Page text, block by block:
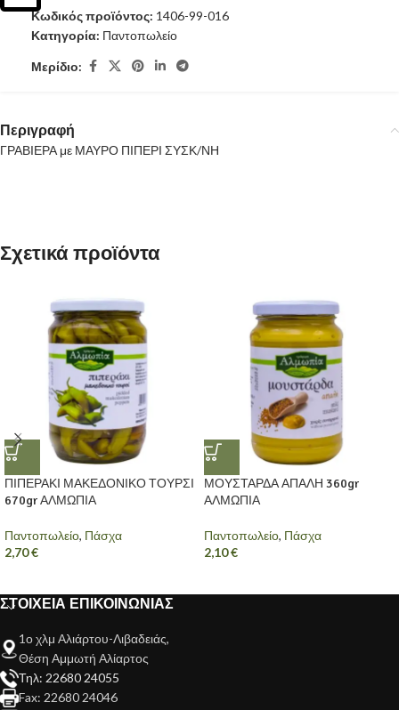
Κωδικός προϊόντος: 1406-99-016
Κατηγορία: Παντοπωλείο
Μερίδιο:
Περιγραφή
ΓΡΑΒΙΕΡΑ με ΜΑΥΡΟ ΠΙΠΕΡΙ ΣΥΣΚ/ΝΗ
Σχετικά προϊόντα
ΠΙΠΕΡΑΚΙ ΜΑΚΕΔΟΝΙΚΟ ΤΟΥΡΣΙ
670gr ΑΛΜΩΠΙΑ
Παντοπωλείο, Πάσχα
2,70€
ΜΟΥΣΤΑΡΔΑ ΑΠΑΛΗ 360gr
ΑΛΜΩΠΙΑ
Παντοπωλείο, Πάσχα
2,10€
ΣΤΟΙΧΕΙΑ ΕΠΙΚΟΙΝΩΝΙΑΣ
1ο χλμ Αλιάρτου-Λιβαδειάς,
Θέση Αμμωτή Αλίαρτος
Τηλ: 22680 24055
Fax: 22680 24046